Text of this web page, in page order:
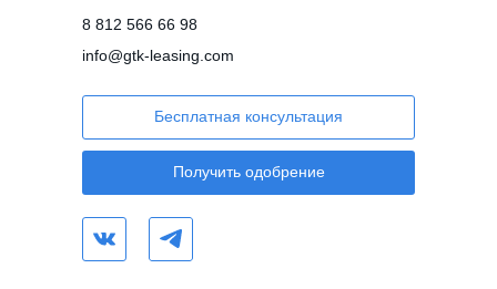
info@gtk-leasing.com
Бесплатная консультация
Получить одобрение
8 812 566 66 98